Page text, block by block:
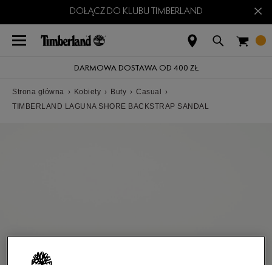
DOŁĄCZ DO KLUBU TIMBERLAND ×
DARMOWA DOSTAWA OD 400 ZŁ
Strona główna › Kobiety › Buty › Casual
›
TIMBERLAND LAGUNA SHORE BACKSTRAP SANDAL